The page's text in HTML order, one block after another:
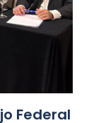
Federal